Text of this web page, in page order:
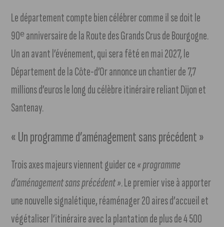
Le département compte bien célébrer comme il se doit le
90ᵉ anniversaire de la Route des Grands Crus de Bourgogne.
Un an avant l’événement, qui sera fêté en mai 2027, le
Département de la Côte-d’Or annonce un chantier de 7,7
millions d’euros le long du célèbre itinéraire reliant Dijon et
Santenay.
« Un programme d’aménagement sans précédent »
Trois axes majeurs viennent guider ce« programme
d’aménagement sans précédent ». Le premier vise à apporter
une nouvelle signalétique, réaménager 20 aires d’accueil et
végétaliser l’itinéraire avec la plantation de plus de 4 500